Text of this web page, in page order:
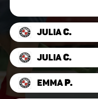
JuliaC.
JuliaC.
EmmaP.